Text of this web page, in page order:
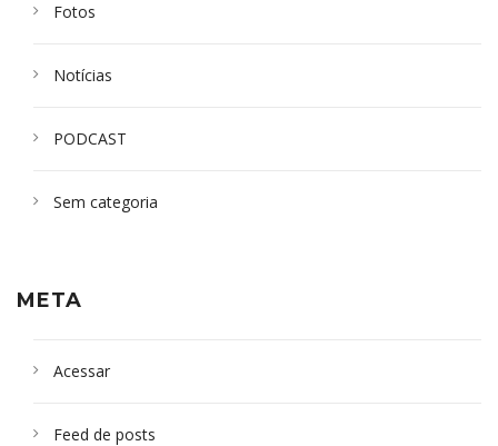
Fotos
Notícias
PODCAST
Sem categoria
META
Acessar
Feed de posts